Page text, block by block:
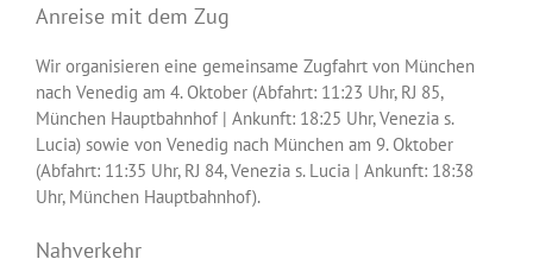
Anreise mit dem Zug
Wir organisieren eine gemeinsame Zugfahrt von München
nach Venedig am 4. Oktober (Abfahrt: 11:23 Uhr, RJ 85,
München Hauptbahnhof | Ankunft: 18:25 Uhr, Venezia s.
Lucia) sowie von Venedig nach München am 9. Oktober
(Abfahrt: 11:35 Uhr, RJ 84, Venezia s. Lucia | Ankunft: 18:38
Uhr, München Hauptbahnhof).
Nahverkehr